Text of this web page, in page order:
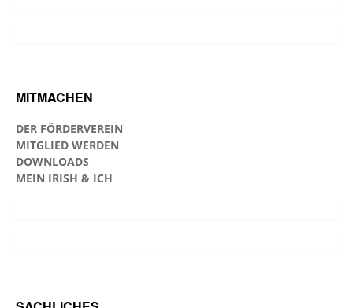
MITMACHEN
DER FÖRDERVEREIN
MITGLIED WERDEN
DOWNLOADS
MEIN IRISH & ICH